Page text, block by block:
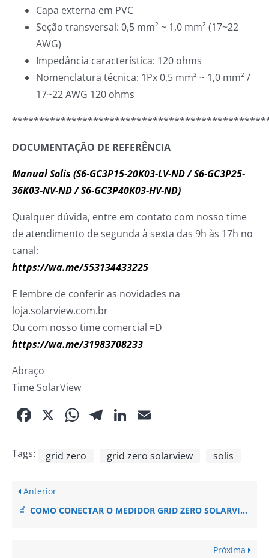
Capa externa em PVC
Seção transversal: 0,5 mm² ~ 1,0 mm² (17~22
AWG)
Impedância característica: 120 ohms
Nomenclatura técnica: 1Px 0,5 mm² ~ 1,0 mm² /
17~22 AWG 120 ohms
DOCUMENTAÇÃO DE REFERÊNCIA
Manual Solis (S6-GC3P15-20K03-LV-ND / S6-GC3P25-
36K03-NV-ND / S6-GC3P40K03-HV-ND)
Qualquer dúvida, entre em contato com nosso time
de atendimento de segunda à sexta das 9h às 17h no
canal:
https://wa.me/553134433225
E lembre de conferir as novidades na
loja.solarview.com.br
Ou com nosso time comercial =D
https://wa.me/31983708233
Abraço
Time SolarView
Facebook
X WhatsApp
Telegram
LinkedIn
Tags: grid zero grid zero solarview solis
Anterior
COMO CONECTAR O MEDIDOR GRID ZERO SOLARVIEW NO INVERSOR SOLIS – TRIFASICO (Solis S5-GC75K / S5-GC80K / S5-GC100K-HV / S5-GC110K-BHV)?
Próxima